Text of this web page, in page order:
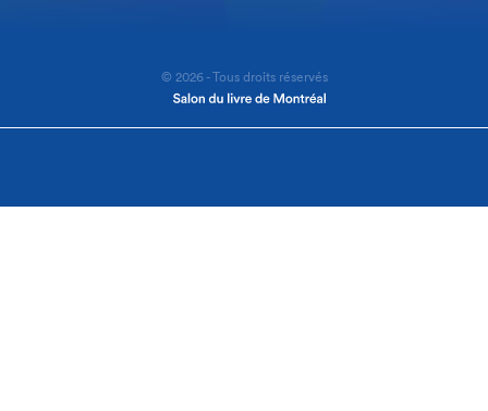
© 2026 - Tous droits réservés